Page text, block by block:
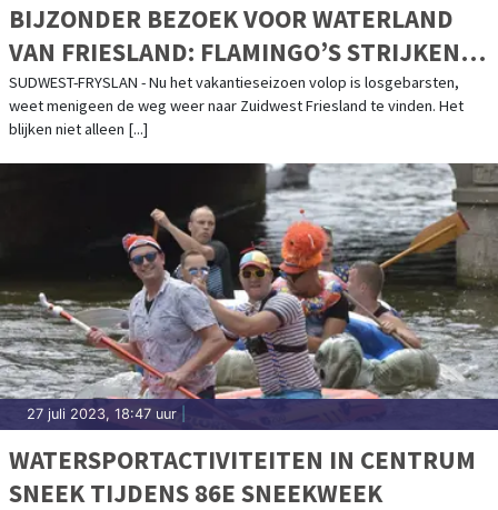
BIJZONDER BEZOEK VOOR WATERLAND
VAN FRIESLAND: FLAMINGO’S STRIJKEN
NEER
SUDWEST-FRYSLAN - Nu het vakantieseizoen volop is losgebarsten,
weet menigeen de weg weer naar Zuidwest Friesland te vinden. Het
blijken niet alleen [...]
27 juli 2023, 18:47 uur
WATERSPORTACTIVITEITEN IN CENTRUM
SNEEK TIJDENS 86E SNEEKWEEK